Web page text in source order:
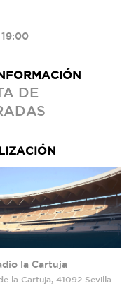
DE
la Cartuja
la Cartuja, 41092 Sevilla